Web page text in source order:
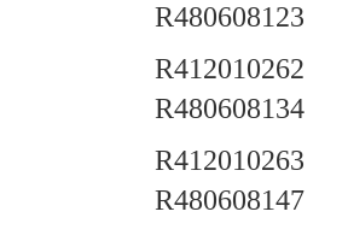
R480608123
R412010262
R480608134
R412010263
R480608147